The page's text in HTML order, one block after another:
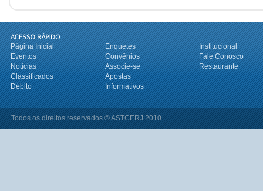
Página Inicial Enquetes
Institucional
Eventos
Convênios
Fale Conosco
Notícias
Associe-se
Restaurante
Classificados
Apostas
Débito
Informativos
Todos os direitos reservados © ASTCERJ 2010.